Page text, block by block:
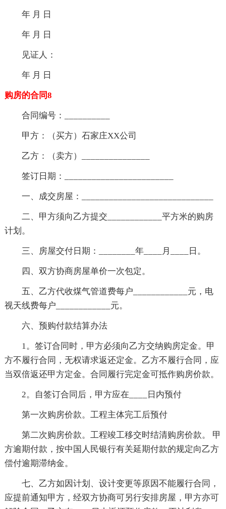
年 月 日
年 月 日
见证人：
年 月 日
购房的合同8
合同编号：__________
甲方：（买方）石家庄XX公司
乙方：（卖方）_______________
签订日期：________________________
一、成交房屋：_____________________________
二、甲方须向乙方提交____________平方米的购房
计划。
三、房屋交付日期：________年____月____日。
四、双方协商房屋单价一次包定。
五、乙方代收煤气管道费每户____________元，电
视天线费每户____________元。
六、预购付款结算办法
1。签订合同时，甲方必须向乙方交纳购房定金。甲
方不履行合同，无权请求返还定金。乙方不履行合同，应
当双倍返还甲方定金。合同履行完定金可抵作购房价款。
2。自签订合同后，甲方应在____日内预付
第一次购房价款。工程主体完工后预付
第二次购房价款。工程竣工移交时结清购房价款。 甲
方逾期付款，按中国人民银行有关延期付款的规定向乙方
偿付逾期滞纳金。
七、乙方如因计划、设计变更等原因不能履行合同，
应提前通知甲方，经双方协商可另行安排房屋，甲方亦可